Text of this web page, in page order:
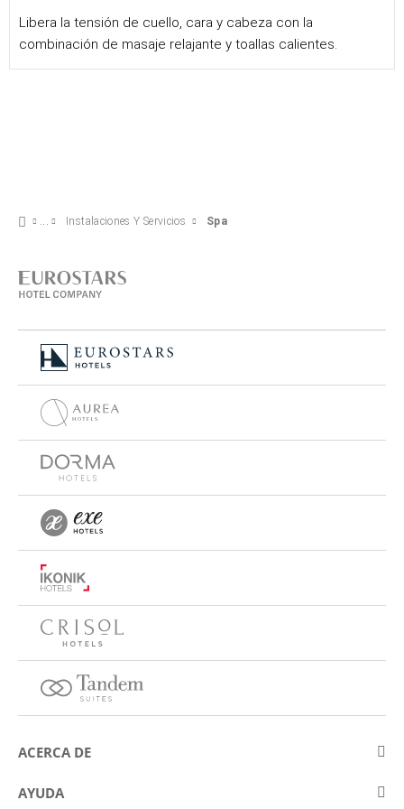
Libera la tensión de cuello, cara y cabeza con la
combinación de masaje relajante y toallas calientes.
Instalaciones Y Servicios Spa
ACERCA DE
Sobre Eurostars Hotel Company
AYUDA